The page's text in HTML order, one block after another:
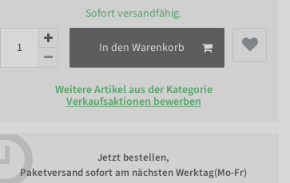
Sofort versandfähig.
In den Warenkorb
Weitere Artikel aus der Kategorie
Verkaufsaktionen bewerben
Jetzt bestellen,
Paketversand sofort am nächsten Werktag(Mo-Fr)